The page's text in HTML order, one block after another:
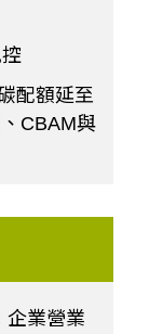
配額延至
CBAM與
企業營業